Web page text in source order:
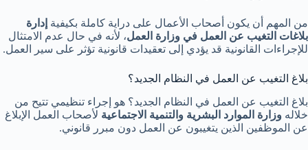
من المهم أن يكون أصحاب الأعمال على دراية كاملة بكيفية إدارة
بلاغات التغيب عن العمل في وزارة العمل، لأنه في حال عدم الامتثال
للإجراءات القانونية قد يؤدي إلى تعقيدات قانونية تؤثر على سير العمل.
بلاغ التغيب عن العمل في النظام الجديد؟
بلاغ التغيب عن العمل في النظام الجديد؟ هو إجراء تنظيمي تتيح من
خلاله وزارة الموارد البشرية والتنمية الاجتماعية لأصحاب العمل الإبلاغ
عن الموظفين الذين يتغيبون عن العمل دون مبرر قانوني.